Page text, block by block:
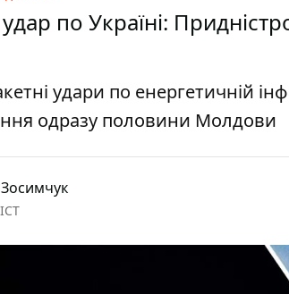
по Україні:
удари по енергетичній
одразу половини Молдови